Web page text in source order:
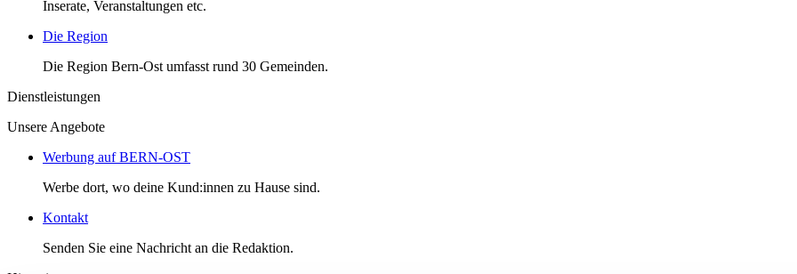
Inserate, Veranstaltungen etc.
Die Region
Die Region Bern-Ost umfasst rund 30 Gemeinden.
Dienstleistungen
Unsere Angebote
Werbung auf BERN-OST
Werbe dort, wo deine Kund:innen zu Hause sind.
Kontakt
Senden Sie eine Nachricht an die Redaktion.